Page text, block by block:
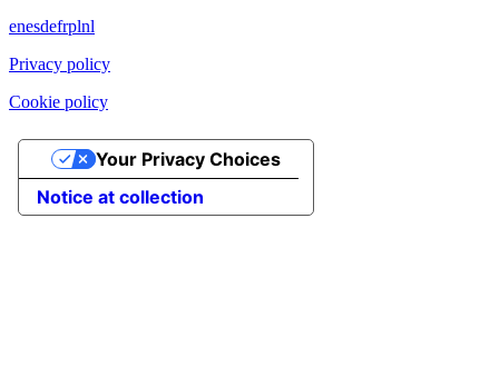
enesdefrplnl
Privacy policy
Cookie policy
Notice at collection
Your Privacy Choices